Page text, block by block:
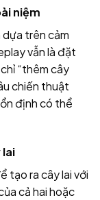
niệm
trên cảm
vẫn là đặt
“thêm cây
chiến thuật
định có thể
lai
tạo ra cây lai với
cả hai hoặc